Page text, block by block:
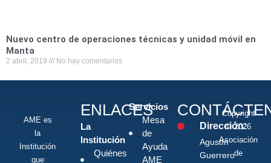
Nuevo centro de operaciones técnicas y unidad móvil en
Manta
2 abril, 2019 No hay comentarios
AME es
la
Institución
que
ENLACES
La
Institución
Quiénes
Servicios
Mesa
de
Ayuda
AME
Dirección:
Agustín
Guerrero
Copyright
© 2026
Asociación
de